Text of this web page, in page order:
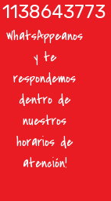
1138643773
WhatsAppeanos
y te
respondemos
dentro de
nuestros
horarios de
atención!